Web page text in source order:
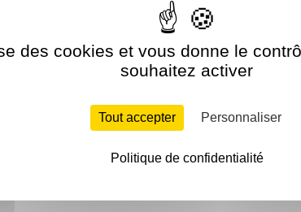
des cookies et vous donne le
souhaitez activer
Tout accepter Personnaliser
Politique de confidentialité